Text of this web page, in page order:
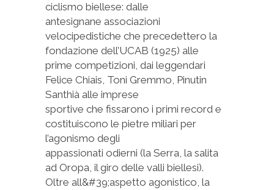
ciclismo biellese: dalle
antesignane associazioni
velocipedistiche che precedettero la
fondazione dell’UCAB (1925) alle
prime competizioni, dai leggendari
Felice Chiais, Toni Gremmo, Pinutin
Santhià alle imprese
sportive che fissarono i primi record e
costituiscono le pietre miliari per
l’agonismo degli
appassionati odierni (la Serra, la salita
ad Oropa, il giro delle valli biellesi).
Oltre all&#39;aspetto agonistico, la